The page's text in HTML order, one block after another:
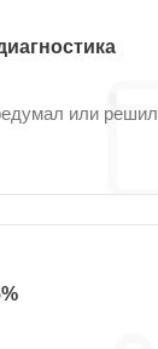
или решил